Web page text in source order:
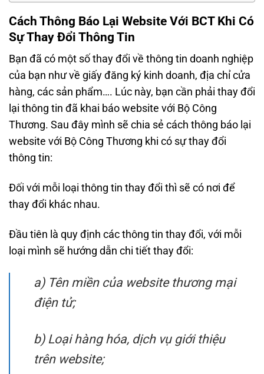
Cách Thông Báo Lại Website Với BCT Khi Có
Sự Thay Đổi Thông Tin
Bạn đã có một số thay đổi về thông tin doanh nghiệp
của bạn như về giấy đăng ký kinh doanh, địa chỉ cửa
hàng, các sản phẩm…. Lúc này, bạn cần phải thay đổi
lại thông tin đã khai báo website với Bộ Công
Thương. Sau đây mình sẽ chia sẻ cách thông báo lại
website với Bộ Công Thương khi có sự thay đổi
thông tin:
Đối với mỗi loại thông tin thay đổi thì sẽ có nơi để
thay đổi khác nhau.
Đầu tiên là quy định các thông tin thay đổi, với mỗi
loại mình sẽ hướng dẫn chi tiết thay đổi:
a) Tên miền của website thương mại
điện tử;
b) Loại hàng hóa, dịch vụ giới thiệu
trên website;